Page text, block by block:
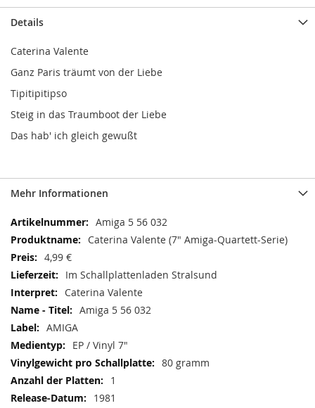
Details
Caterina Valente
Ganz Paris träumt von der Liebe
Tipitipitipso
Steig in das Traumboot der Liebe
Das hab' ich gleich gewußt
Mehr Informationen
Mehr
Informationen
Amiga 5 56 032
Caterina Valente (7" Amiga-Quartett-Serie)
4,99 €
Im Schallplattenladen Stralsund
Caterina Valente
Amiga 5 56 032
AMIGA
EP / Vinyl 7"
80 gramm
1
1981